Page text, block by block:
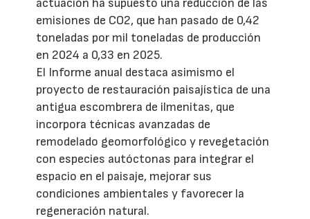
actuación ha supuesto una reducción de las
emisiones de CO2, que han pasado de 0,42
toneladas por mil toneladas de producción
en 2024 a 0,33 en 2025.
El Informe anual destaca asimismo el
proyecto de restauración paisajística de una
antigua escombrera de ilmenitas, que
incorpora técnicas avanzadas de
remodelado geomorfológico y revegetación
con especies autóctonas para integrar el
espacio en el paisaje, mejorar sus
condiciones ambientales y favorecer la
regeneración natural.